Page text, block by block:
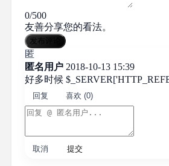
0/500
友善分享您的看法。
发布评论
匿
匿名用户 2018-10-13 15:39
好多时候
回复 喜欢 (0)
取消 提交